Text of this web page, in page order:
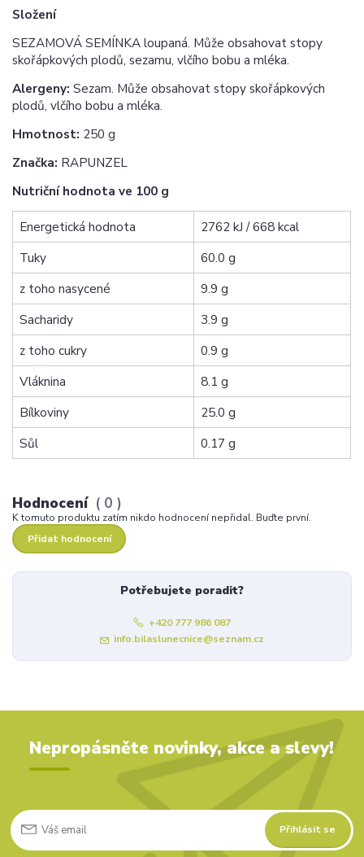
Složení
SEZAMOVÁ SEMÍNKA loupaná. Může obsahovat stopy
skořápkových plodů, sezamu, vlčího bobu a mléka.
Alergeny: Sezam. Může obsahovat stopy skořápkových
plodů, vlčího bobu a mléka.
Hmotnost: 250 g
Značka: RAPUNZEL
Nutriční hodnota ve 100 g
Energetická hodnota
2762 kJ / 668 kcal
Tuky
60.0 g
z toho nasycené
9.9 g
Sacharidy
3.9 g
z toho cukry
0.9 g
Vláknina
8.1 g
Bílkoviny
25.0 g
Sůl
0.17 g
Hodnocení 0
K tomuto produktu zatím nikdo hodnocení nepřidal. Buďte první.
Přidat hodnocení
Potřebujete poradit?
+420 777 986 087
info.bilaslunecnice@seznam.cz
Nepropásněte novinky, akce a slevy!
Přihlásit se